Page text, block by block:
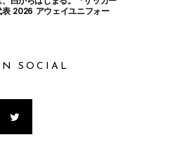
表 2026 アウェイユニフォー
SOCIAL